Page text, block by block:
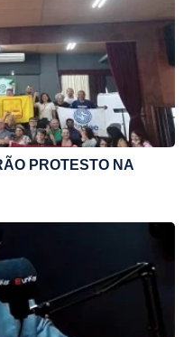
PROTESTO NA